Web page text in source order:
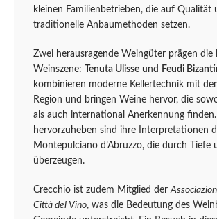
kleinen Familienbetrieben, die auf Qualität
traditionelle Anbaumethoden setzen.
Zwei herausragende Weingüter prägen die
Weinszene:
Tenuta Ulisse und Feudi
kombinieren moderne Kellertechnik mit
Region und bringen Weine hervor, die
als auch international Anerkennung
hervorzuheben sind ihre Interpretationen
Montepulciano d’Abruzzo, die durch Tiefe
überzeugen.
Crecchio ist zudem Mitglied der
Città del Vino, was die Bedeutung des